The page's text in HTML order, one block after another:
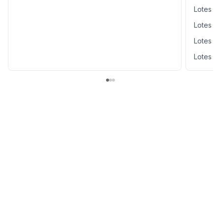
Lotes y
Lotes y
Lotes y
Lotes y